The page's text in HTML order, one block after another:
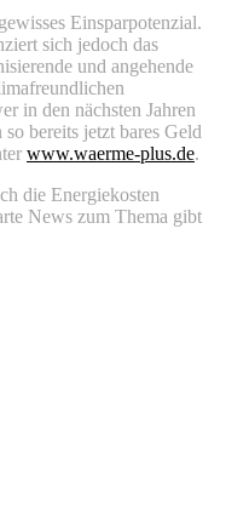
Einsparpotenzial.
sich jedoch das
und angehende
in den nächsten Jahren
bereits jetzt bares Geld
www.waerme-plus.de.
die Energiekosten
News zum Thema gibt